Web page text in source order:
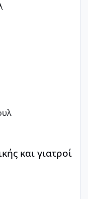
παιδικό στ
και γιατροί